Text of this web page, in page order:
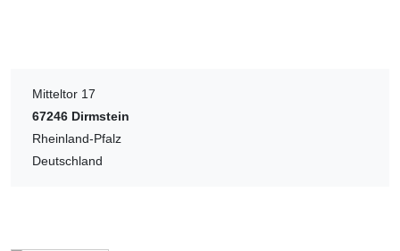
Mitteltor 17
67246 Dirmstein
Rheinland-Pfalz
Deutschland